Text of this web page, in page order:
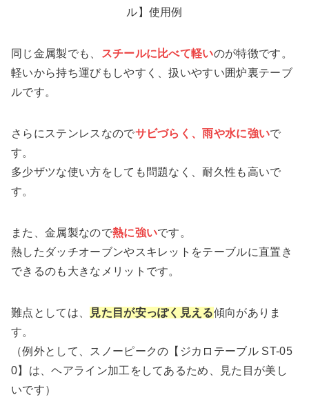
ル】使用例
同じ金属製でも、 スチールに比べて軽いのが特徴です。
軽いから持ち運びもしやすく、扱いやすい囲炉裏テーブ
ルです。
さらにステンレスなのでサビづらく、雨や水に強いで
す。
多少ザツな使い方をしても問題なく、耐久性も高いで
す。
また、 金属製なので熱に強いです。
熱したダッチオーブンやスキレットをテーブルに直置き
できるのも大きなメリットです。
難点としては、 見た目が安っぽく見える傾向がありま
す。
（例外として、スノーピークの【ジカロテーブル ST-05
0】は、ヘアライン加工をしてあるため、見た目が美し
いです）